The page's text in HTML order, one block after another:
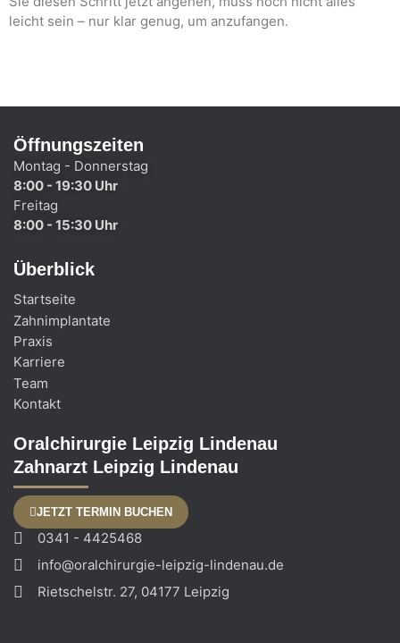
leicht sein – nur klar genug, um anzufangen.
Öffnungszeiten
Montag - Donnerstag
8:00 - 19:30 Uhr
Freitag
8:00 - 15:30 Uhr
Überblick
Startseite
Zahnimplantate
Praxis
Karriere
Team
Kontakt
Oralchirurgie Leipzig Lindenau
Zahnarzt Leipzig Lindenau
JETZT TERMIN BUCHEN
0341 - 4425468
info@oralchirurgie-leipzig-lindenau.de
Rietschelstr. 27, 04177 Leipzig